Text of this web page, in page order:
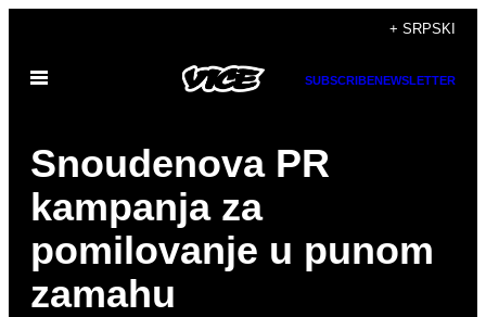
садржај
+ SRPSKI
Otvori
SUBSCRIBENEWSLETTER
Snoudenova PR
kampanja za
pomilovanje u punom
zamahu